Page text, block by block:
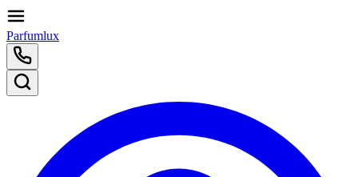
Parfumlux